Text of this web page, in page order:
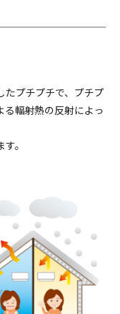
たプチプチで、プチプ
輻射熱の反射によっ
。